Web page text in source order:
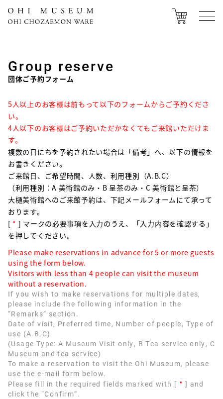
Group reserve
団体ご予約フォーム
5人以上のお客様は前もって以下のフォームからご予約くださ
い。
4人以下のお客様はご予約いただかなくてもご来館いただけま
す。
複数の日にちを予約されたい場合は「備考」へ、以下の情報を
お書きください。
ご来館日、ご希望時間、人数、利用種別（A.B.C）
（利用種別：A 美術館のみ・B 呈茶のみ・C 美術館と呈茶）
大樋美術館へのご来館予約は、下記メールフォームにて承って
おります。
[ * ] マークの必要事項を入力のうえ、「入力内容を確認する」
を押してください。
Please make reservations in advance for 5 or more guests
using the form below.
Visitors with less than 4 people can visit the museum
without a reservation.
If you wish to make reservations for multiple dates,
please include the following information in the
“Remarks” section.
Date of visit, Preferred time, Number of people, Type of
use (A.B.C)
(Usage Type: A Museum Visit only, B Tea service only, C
Museum and tea service)
To make a reservation to visit the Ohi Museum, please
use the e-mail form below.
Please fill in the required fields marked with [ * ] and
click the “Confirm”.